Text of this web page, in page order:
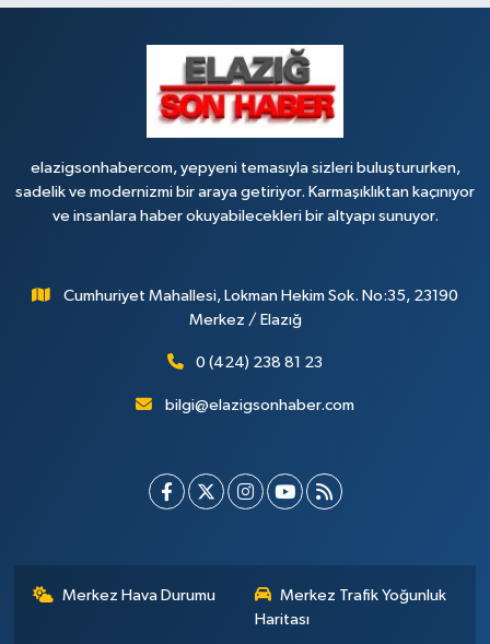
elazigsonhabercom, yepyeni temasıyla sizleri buluştururken,
sadelik ve modernizmi bir araya getiriyor. Karmaşıklıktan kaçınıyor
ve insanlara haber okuyabilecekleri bir altyapı sunuyor.
Cumhuriyet Mahallesi, Lokman Hekim Sok. No:35, 23190
Merkez / Elazığ
0 (424) 238 81 23
bilgi@elazigsonhaber.com
Merkez Hava Durumu
Merkez Trafik Yoğunluk
Haritası